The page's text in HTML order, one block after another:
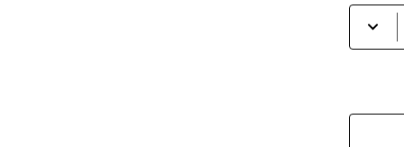
القائمة